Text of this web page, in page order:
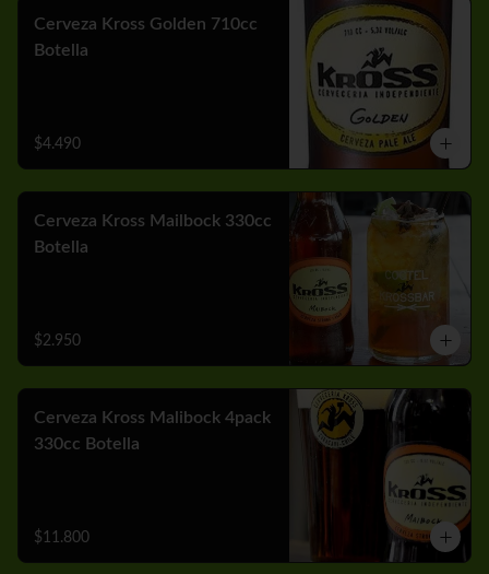
Cerveza Kross Golden 710cc
Botella
$4.490
Cerveza Kross Mailbock 330cc
Botella
$2.950
Cerveza Kross Malibock 4pack
330cc Botella
$11.800